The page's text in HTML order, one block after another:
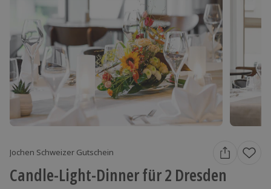
Jochen Schweizer Gutschein
Candle-Light-Dinner für 2 Dresden